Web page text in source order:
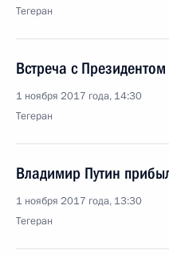
Тегеран
Встреча с
1 ноября 2017 года, 14:30
Тегеран
Владимир Путин
1 ноября 2017 года, 13:30
Тегеран